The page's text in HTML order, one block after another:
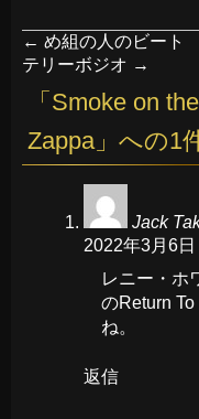
← め組の人のビート
テリーボジオ →
「 Smoke on
Zappa 」への1
Jack
2022年3月6日
レニー・ホ
のReturn
ね。
返信